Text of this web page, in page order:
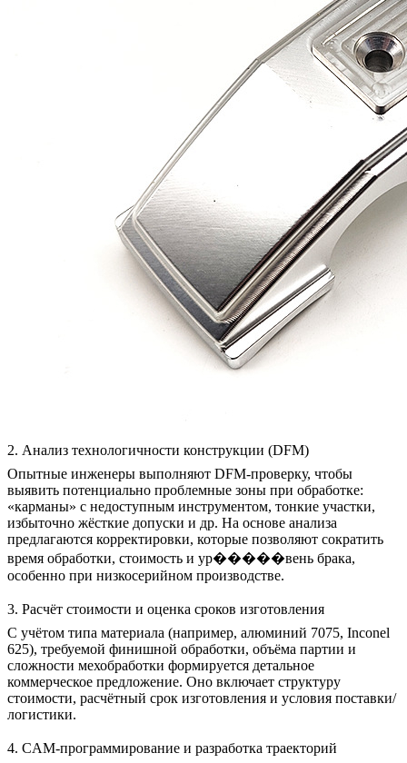
2. Анализ технологичности конструкции (DFM)
Опытные инженеры выполняют DFM-проверку, чтобы
выявить потенциально проблемные зоны при обработке:
«карманы» с недоступным инструментом, тонкие участки,
избыточно жёсткие допуски и др. На основе анализа
предлагаются корректировки, которые позволяют сократить
время обработки, стоимость и ур�����вень брака,
особенно при низкосерийном производстве.
3. Расчёт стоимости и оценка сроков изготовления
С учётом типа материала (например, алюминий 7075, Inconel
625), требуемой финишной обработки, объёма партии и
сложности мехобработки формируется детальное
коммерческое предложение. Оно включает структуру
стоимости, расчётный срок изготовления и условия поставки/
логистики.
4. CAM-программирование и разработка траекторий